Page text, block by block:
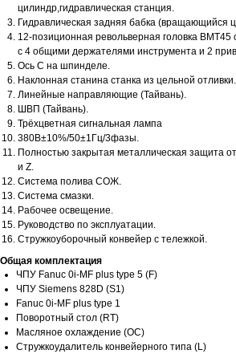
цилиндр,гидравлическая станция.
Гидравлическая задняя бабка (вращающийся
12-позиционная револьверная головка
с 4 общими держателями инструмента и 2
Ось C на шпинделе.
Наклонная станина станка из цельной отливки.
Линейные направляющие (Тайвань).
ШВП (Тайвань).
Трёхцветная сигнальная лампа
380В±10%/50±1Гц/3фазы.
Полностью закрытая металлическая защита
и Z.
Система полива СОЖ.
Система смазки.
Рабочее освещение.
Руководство по эксплуатации.
Стружкоуборочный конвейер с тележкой.
Общая комплектация
ЧПУ Fanuc 0i-MF plus type 5 (F)
ЧПУ Siemens 828D (S1)
Fanuc 0i-MF plus type 1
Поворотный стол (RT)
Масляное охлаждение (OC)
Стружкоудалитель конвейерного типа (L)